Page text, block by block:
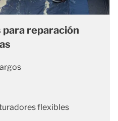
reparación
flexibles